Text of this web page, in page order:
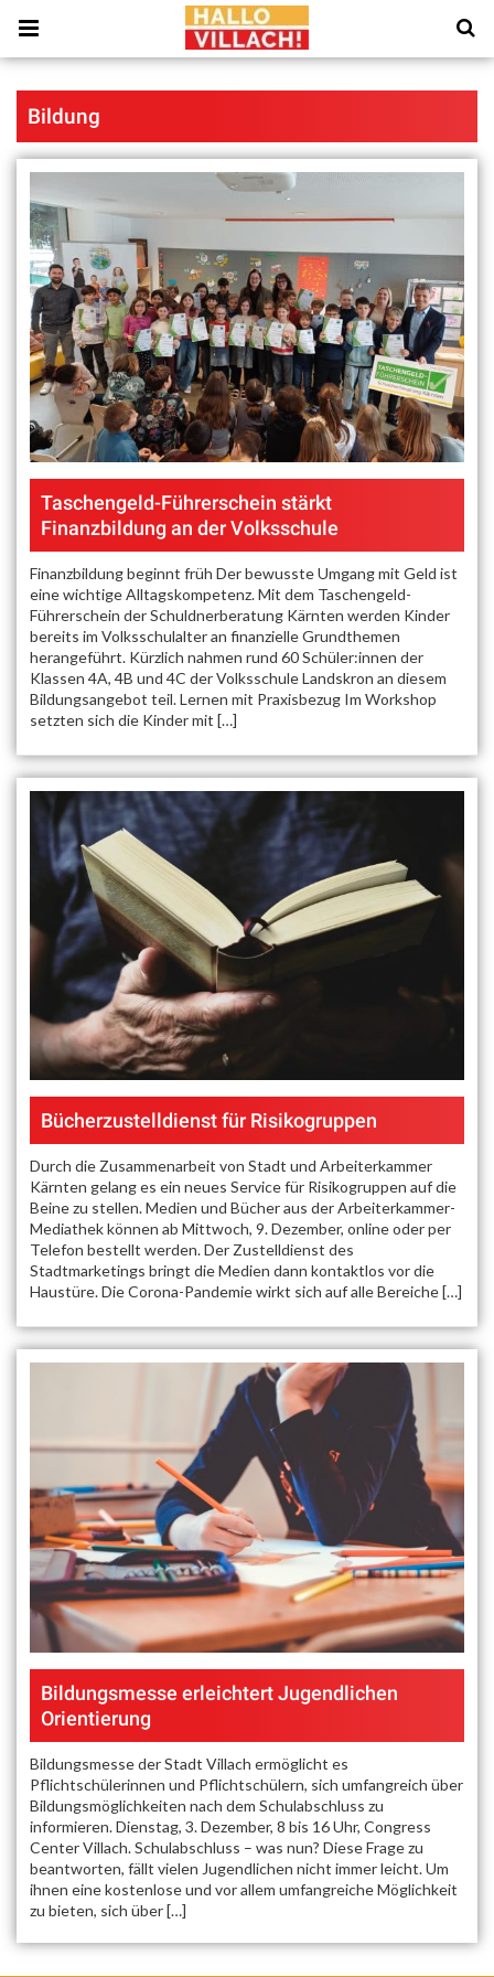
Bildung
Taschengeld-Führerschein stärkt
Finanzbildung an der Volksschule
Finanzbildung beginnt früh Der bewusste Umgang mit Geld ist
eine wichtige Alltagskompetenz. Mit dem Taschengeld-
Führerschein der Schuldnerberatung Kärnten werden Kinder
bereits im Volksschulalter an finanzielle Grundthemen
herangeführt. Kürzlich nahmen rund 60 Schüler:innen der
Klassen 4A, 4B und 4C der Volksschule Landskron an diesem
Bildungsangebot teil. Lernen mit Praxisbezug Im Workshop
setzten sich die Kinder mit […]
Bücherzustelldienst für Risikogruppen
Durch die Zusammenarbeit von Stadt und Arbeiterkammer
Kärnten gelang es ein neues Service für Risikogruppen auf die
Beine zu stellen. Medien und Bücher aus der Arbeiterkammer-
Mediathek können ab Mittwoch, 9. Dezember, online oder per
Telefon bestellt werden. Der Zustelldienst des
Stadtmarketings bringt die Medien dann kontaktlos vor die
Haustüre. Die Corona-Pandemie wirkt sich auf alle Bereiche […]
Bildungsmesse erleichtert Jugendlichen
Orientierung
Bildungsmesse der Stadt Villach ermöglicht es
Pflichtschülerinnen und Pflichtschülern, sich umfangreich über
Bildungsmöglichkeiten nach dem Schulabschluss zu
informieren. Dienstag, 3. Dezember, 8 bis 16 Uhr, Congress
Center Villach. Schulabschluss – was nun? Diese Frage zu
beantworten, fällt vielen Jugendlichen nicht immer leicht. Um
ihnen eine kostenlose und vor allem umfangreiche Möglichkeit
zu bieten, sich über […]